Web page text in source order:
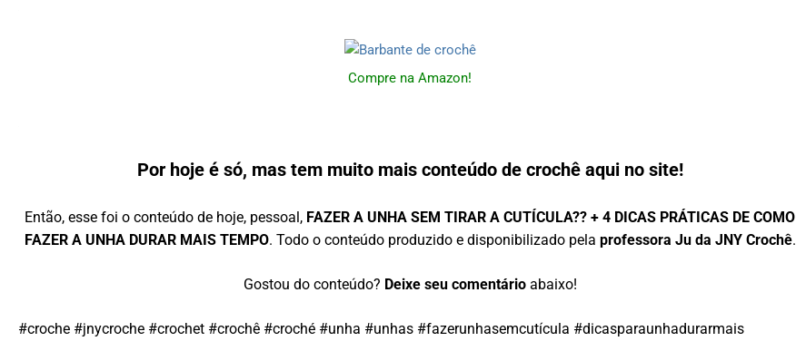
Compre na Amazon!
Por hoje é só, mas tem muito mais conteúdo de crochê aqui no site!
Então, esse foi o conteúdo de hoje, pessoal, FAZER A UNHA SEM TIRAR A CUTÍCULA?? + 4 DICAS PRÁTICAS DE COMO
FAZER A UNHA DURAR MAIS TEMPO. Todo o conteúdo produzido e disponibilizado pela professora Ju da JNY Crochê.
Gostou do conteúdo? Deixe seu comentárioabaixo!
#croche #jnycroche #crochet #crochê #croché #unha #unhas #fazerunhasemcutícula #dicasparaunhadurarmais